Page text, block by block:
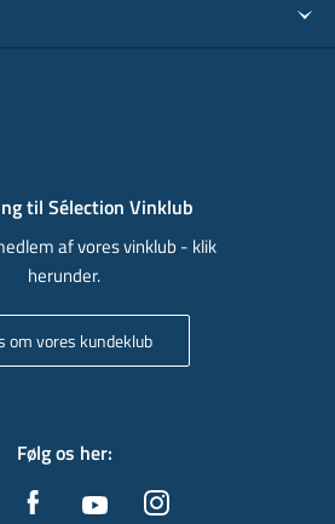
til Sélection Vinklub
af vores vinklub - klik
herunder.
om vores kundeklub
Følg os her: